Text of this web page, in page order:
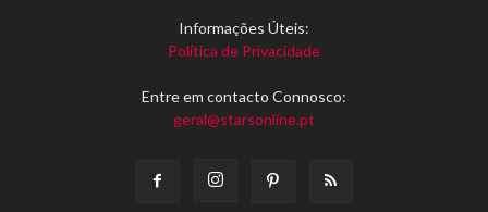
Informações Úteis:
Política de Privacidade
Entre em contacto Connosco:
geral@starsonline.pt